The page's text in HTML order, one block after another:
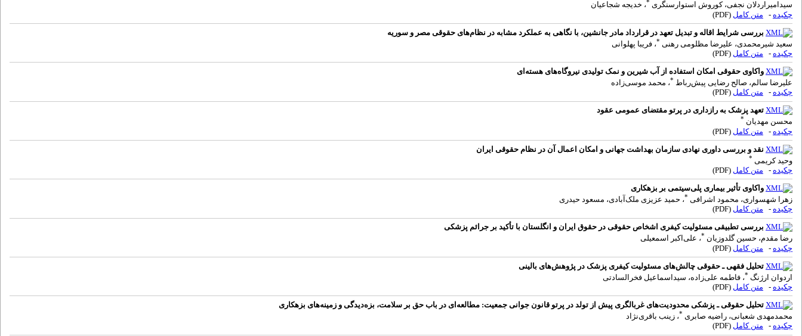
سیدامیراردلان نجفی، کوروش استوارسنگری *، خدیجه شجاعیان
چکیده - متن کامل (PDF)
بررسی شرایط اقاله و تبدیل تعهد در قرارداد مادر جانشین، با نگاهی به عملکرد مشابه در نظام‌های حقوقی مصر و سوریه
سعید شیرمحمدی، علیرضا مظلومی رهنی *، فریبا پهلوانی
چکیده - متن کامل (PDF)
واکاوی حقوقی امکان استفاده از آب شیرین و نمک تولیدی نیروگاه‌های هسته‌ای
علیرضا سالم، صالح رضایی پیش‌رباط *، محمد موسی‌زاده
چکیده - متن کامل (PDF)
تعهد پزشک به رازداری در پرتو مقتضای عمومی عقود
محسن مهدیان *
چکیده - متن کامل (PDF)
نقد و بررسی داوری نهادی سازمان بهداشت جهانی و امکان اعمال آن در نظام حقوقی ایران
وحید کریمی *
چکیده - متن کامل (PDF)
واکاوی تأثیر بیماری پلی‌سیتمی بر بزهکاری
زهرا شهسواری، محمود اشرافی *، حمید عزیزی ملک‌آبادی، مسعود حیدری
چکیده - متن کامل (PDF)
بررسی تطبیقی مسئولیت کیفری اشخاص حقوقی در حقوق ایران و انگلستان با تأکید بر جرائم پزشکی
رضا مقدم، حسین گلدوزیان‌ *، علی‌اکبر اسمعیلی
چکیده - متن کامل (PDF)
تحلیل فقهی ـ حقوقی چالش‌های مسئولیت کیفری پزشک در پژوهش‌های بالینی
اردوان ارژنگ *، فاطمه علی‌زاده، سیداسماعیل فخرالسادتی
چکیده - متن کامل (PDF)
تحلیل حقوقی ـ پزشکی محدودیت‌های غربالگری پیش از تولد در پرتو قانون جوانی جمعیت: مطالعه‌ای در باب حق بر سلامت، بزه‌دیدگی و زمینه‌های بزهکاری
محمدمهدی شعبانی، راضیه صابری *، زینب باقری‌نژاد
چکیده - متن کامل (PDF)